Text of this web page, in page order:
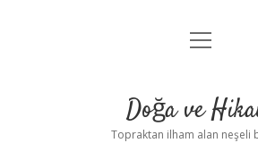
Anasayfa
Yasal Uyarı
menüyü
Doğa ve
Topraktan ilham alan neşeli